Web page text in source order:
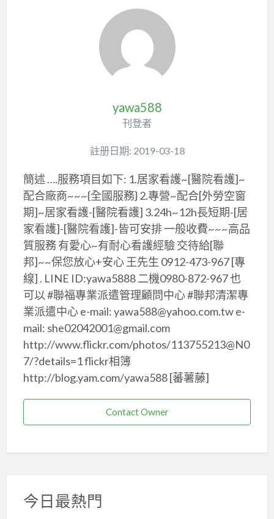
yawa588
刊登者
註册日期: 2019-03-18
簡述 ….服務項目如下: 1.居家看護~[醫院看護]~
配合廠商~~~{全國服務} 2.專營~配合[外勞空窗
期]~居家看護-[醫院看護] 3.24h~12h長短期-[居
家看護]-[醫院看護]-皆可安排 一般收費~~~高品
質服務 有愛心~有耐心看護經驗 交待給[聯
邦]~~保您放心+安心 王先生 0912-473-967 [專
線] . LINE ID:yawa5888 二機0980-872-967 也
可以 #聯福專業派遣管理顧問中心 #聯邦清潔專
業派遣中心 e-mail: yawa588@yahoo.com.tw e-
mail: she02042001@gmail.com
http://www.flickr.com/photos/113755213@N0
7/?details=1 flickr相簿
http://blog.yam.com/yawa588 [蕃薯藤]
Contact Owner
今日最熱門